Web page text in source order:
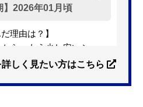
2026年01月頃
理由は？】
ら。もう少し安いショッ
しかなかった。
しく見たい方はこちら